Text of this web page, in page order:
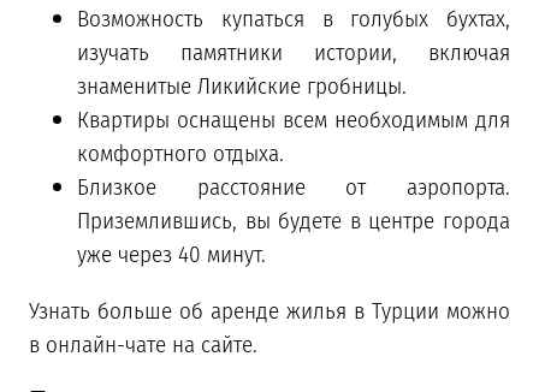
Возможность купаться в голубых бухтах,
изучать памятники истории, включая
знаменитые Ликийские гробницы.
Квартиры оснащены всем необходимым для
комфортного отдыха.
Близкое расстояние от аэропорта.
Приземлившись, вы будете в центре города
уже через 40 минут.
Узнать больше об аренде жилья в Турции можно
в онлайн-чате на сайте.